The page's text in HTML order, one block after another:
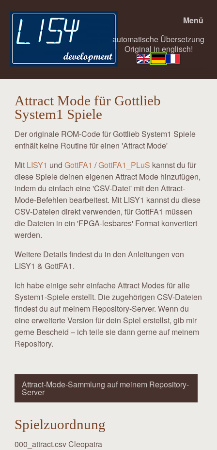
Menü
automatische Übersetzung
Original in englisch!
Attract Mode für Gottlieb
System1 Spiele
Der originale ROM-Code für Gottlieb System1 Spiele
enthält keine Routine für einen 'Attract Mode'
Mit LISY1 und GottFA1 /GottFA1_PLuS kannst du für
diese Spiele deinen eigenen Attract Mode hinzufügen,
indem du einfach eine 'CSV-Datei' mit den Attract-
Mode-Befehlen bearbeitest. Mit LISY1 kannst du diese
CSV-Dateien direkt verwenden, für GottFA1 müssen
die Dateien in ein 'FPGA-lesbares' Format konvertiert
werden.
Weitere Details findest du in den Anleitungen von
LISY1 & GottFA1.
Ich habe einige sehr einfache Attract Modes für alle
System1-Spiele erstellt. Die zugehörigen CSV-Dateien
findest du auf meinem Repository-Server. Wenn du
eine erweiterte Version für dein Spiel erstellst, gib mir
gerne Bescheid – ich teile sie dann gerne auf meinem
Repository.
Attract-Mode-Sammlung auf meinem Repository-
Server
Spielzuordnung
000_attract.csv Cleopatra